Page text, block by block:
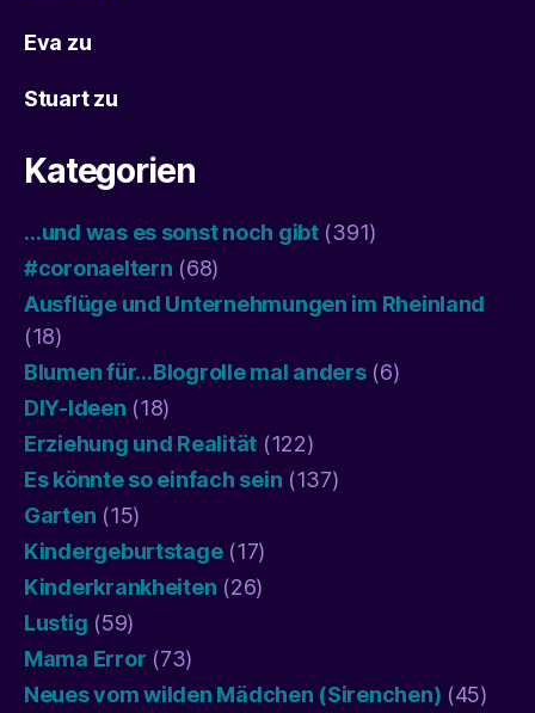
Eva zu
Stuartzu
Kategorien
…und was es sonst noch gibt(391)
#coronaeltern (68)
Ausflüge und Unternehmungen im Rheinland
(18)
Blumen für…Blogrolle mal anders(6)
DIY-Ideen (18)
Erziehung und Realität (122)
Es könnte so einfach sein (137)
Garten (15)
Kindergeburtstage(17)
Kinderkrankheiten (26)
Lustig (59)
Mama Error (73)
Neues vom wilden Mädchen (Sirenchen) (45)